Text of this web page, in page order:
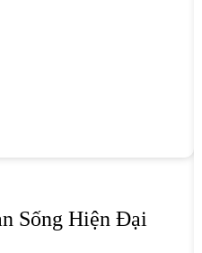
Sống Hiện Đại